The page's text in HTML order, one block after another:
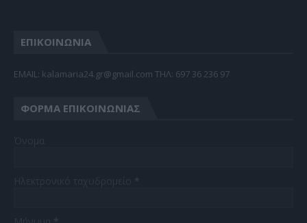
ΕΠΙΚΟΙΝΩΝΙΑ
EMAIL: kalamaria24.gr@gmail.com TΗΛ: 697 36 236 97
ΦΌΡΜΑ ΕΠΙΚΟΙΝΩΝΊΑΣ